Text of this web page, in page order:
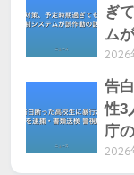
ぎ
ム
2026
告
性3
庁
2026